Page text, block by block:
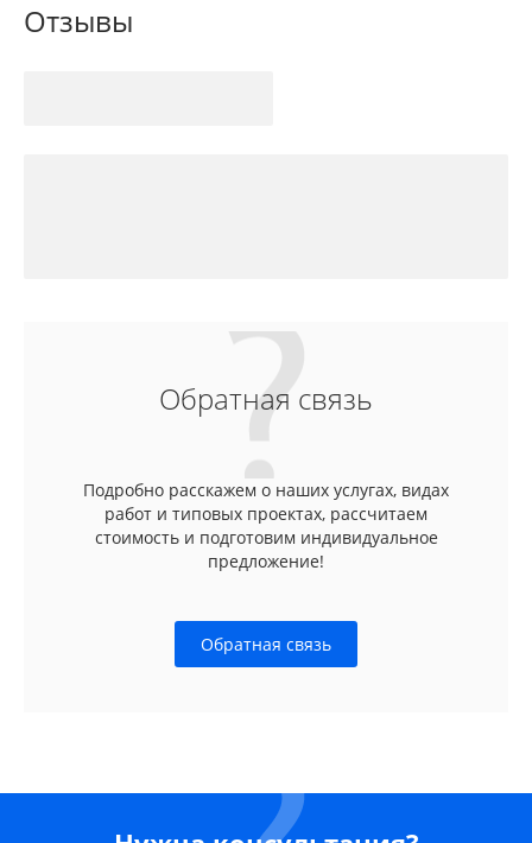
Отзывы
Обратная связь
Подробно расскажем о наших услугах, видах
работ и типовых проектах, рассчитаем
стоимость и подготовим индивидуальное
предложение!
Обратная связь